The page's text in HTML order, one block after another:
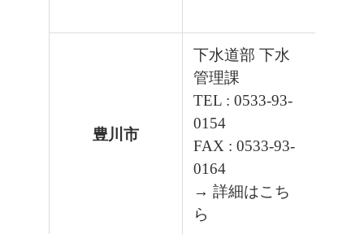
豊川市
下水道部 下水
管理課
TEL : 0533-93-
0154
FAX : 0533-93-
0164
→ 詳細はこち
ら